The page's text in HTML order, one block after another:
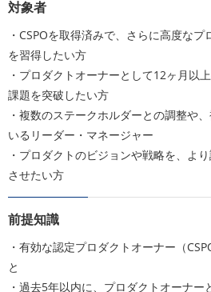
対象者
・CSPOを取得済みで、さらに高度な
を習得したい方
・プロダクトオーナーとして12ヶ月以
課題を突破したい方
・複数のステークホルダーとの調整や
いるリーダー・マネージャー
・プロダクトのビジョンや戦略を、よ
させたい方
前提知識
・有効な認定プロダクトオーナー（
と
・過去5年以内に、プロダクトオーナ